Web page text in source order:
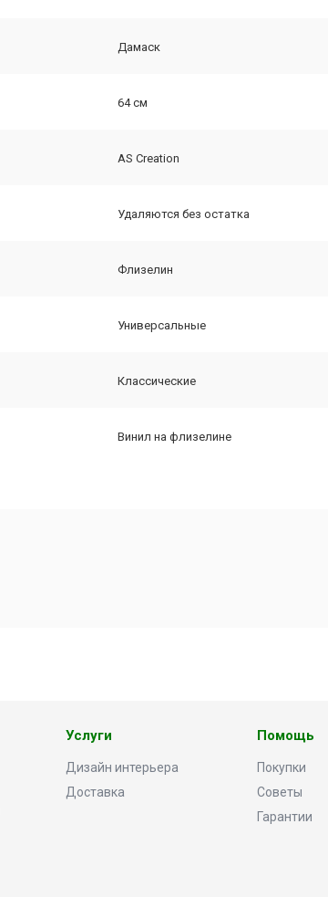
Дамаск
64 см
AS Creation
Удаляются без остатка
Флизелин
Универсальные
Классические
Винил на флизелине
Услуги
Дизайн интерьера
Доставка
Помощь
Покупки
Советы
Гарантии